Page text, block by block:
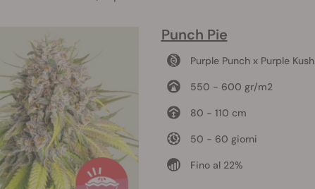
Punch Pie
Purple Punch x Purple Kush
550 - 600 gr/m2
80 - 110 cm
50 - 60 giorni
Fino al 22%